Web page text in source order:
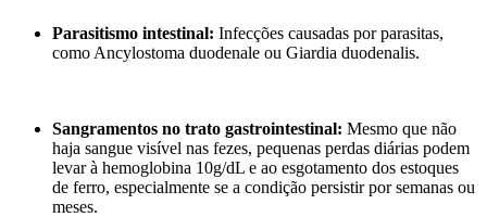
Parasitismo intestinal: Infecções causadas por parasitas,
como Ancylostoma duodenale ou Giardia duodenalis.
Sangramentos no trato gastrointestinal: Mesmo que não
haja sangue visível nas fezes, pequenas perdas diárias podem
levar à hemoglobina 10g/dL e ao esgotamento dos estoques
de ferro, especialmente se a condição persistir por semanas ou
meses.